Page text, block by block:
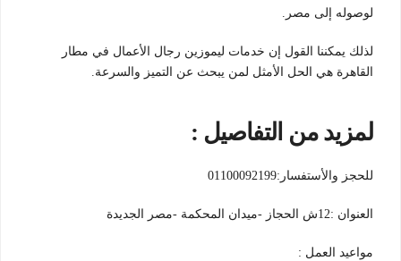
لوصوله إلى مصر.
لذلك يمكننا القول إن خدمات ليموزين رجال الأعمال في مطار
القاهرة هي الحل الأمثل لمن يبحث عن التميز والسرعة.
لمزيد من التفاصيل :
للحجز والأستفسار:01100092199
العنوان :12ش الحجاز -ميدان المحكمة -مصر الجديدة
مواعيد العمل :